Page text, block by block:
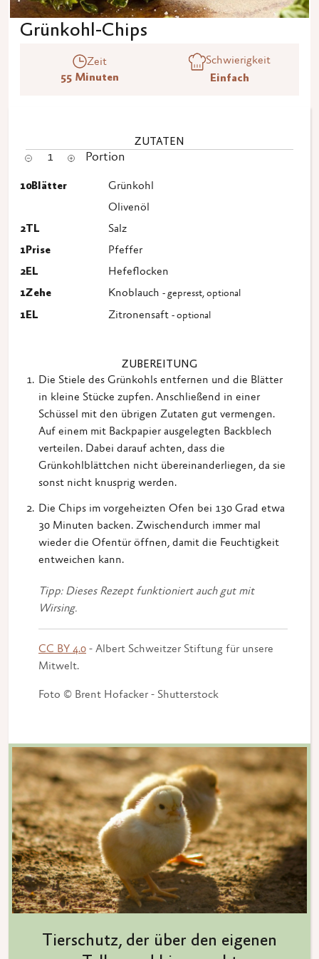
Grünkohl-Chips
Zeit
55 Minuten
Schwierigkeit
Einfach
ZUTATEN
1 Portion
10Blätter
Grünkohl
Olivenöl
2TL
Salz
1Prise
Pfeffer
2EL
Hefeflocken
1Zehe Knoblauch - gepresst, optional
1EL Zitronensaft - optional
ZUBEREITUNG
Die Stiele des Grünkohls entfernen und die Blätter
in kleine Stücke zupfen. Anschließend in einer
Schüssel mit den übrigen Zutaten gut vermengen.
Auf einem mit Backpapier ausgelegten Backblech
verteilen. Dabei darauf achten, dass die
Grünkohlblättchen nicht übereinanderliegen, da sie
sonst nicht knusprig werden.
Die Chips im vorgeheizten Ofen bei 130 Grad etwa
30 Minuten backen. Zwischendurch immer mal
wieder die Ofentür öffnen, damit die Feuchtigkeit
entweichen kann.
Tipp: Dieses Rezept funktioniert auch gut mit
Wirsing.
CC BY 4.0 - Albert Schweitzer Stiftung für unsere
Mitwelt.
Foto © Brent Hofacker - Shutterstock
Tierschutz, der über den eigenen